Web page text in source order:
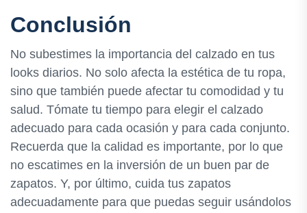
Conclusión
No subestimes la importancia del calzado en tus
looks diarios. No solo afecta la estética de tu ropa,
sino que también puede afectar tu comodidad y tu
salud. Tómate tu tiempo para elegir el calzado
adecuado para cada ocasión y para cada conjunto.
Recuerda que la calidad es importante, por lo que
no escatimes en la inversión de un buen par de
zapatos. Y, por último, cuida tus zapatos
adecuadamente para que puedas seguir usándolos